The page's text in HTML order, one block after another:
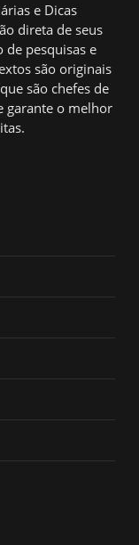
e Dicas
direta de seus
pesquisas e
são originais
são chefes de
garante o melhor